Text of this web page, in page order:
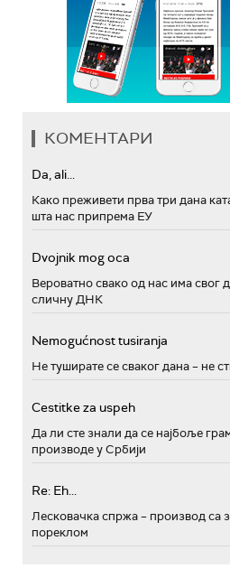
КОМЕНТАРИ
Da, ali...
Како преживети прва три дана
шта нас припрема ЕУ
Dvojnik mog oca
Вероватно свако од нас има свог
сличну ДНК
Nemogućnost tusiranja
Не туширате се сваког дана – не
Cestitke za uspeh
Да ли сте знали да се најбоље
производе у Србији
Re: Eh...
Лесковачка спржа – производ са
пореклом